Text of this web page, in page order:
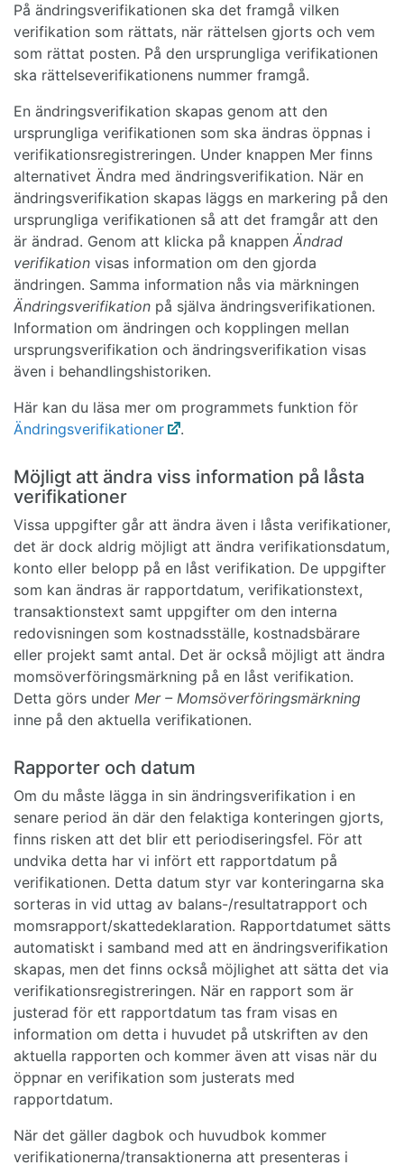
På ändringsverifikationen ska det framgå vilken
verifikation som rättats, när rättelsen gjorts och vem
som rättat posten. På den ursprungliga verifikationen
ska rättelseverifikationens nummer framgå.
En ändringsverifikation skapas genom att den
ursprungliga verifikationen som ska ändras öppnas i
verifikationsregistreringen. Under knappen Mer finns
alternativet Ändra med ändringsverifikation. När en
ändringsverifikation skapas läggs en markering på den
ursprungliga verifikationen så att det framgår att den
är ändrad. Genom att klicka på knappen Ändrad
verifikation visas information om den gjorda
ändringen. Samma information nås via märkningen
Ändringsverifikation på själva ändringsverifikationen.
Information om ändringen och kopplingen mellan
ursprungsverifikation och ändringsverifikation visas
även i behandlingshistoriken.
Här kan du läsa mer om programmets funktion för
Ändringsverifikationer
.
Möjligt att ändra viss information på låsta
verifikationer
Vissa uppgifter går att ändra även i låsta verifikationer,
det är dock aldrig möjligt att ändra verifikationsdatum,
konto eller belopp på en låst verifikation. De uppgifter
som kan ändras är rapportdatum, verifikationstext,
transaktionstext samt uppgifter om den interna
redovisningen som kostnadsställe, kostnadsbärare
eller projekt samt antal. Det är också möjligt att ändra
momsöverföringsmärkning på en låst verifikation.
Detta görs under Mer – Momsöverföringsmärkning
inne på den aktuella verifikationen.
Rapporter och datum
Om du måste lägga in sin ändringsverifikation i en
senare period än där den felaktiga konteringen gjorts,
finns risken att det blir ett periodiseringsfel. För att
undvika detta har vi infört ett rapportdatum på
verifikationen. Detta datum styr var konteringarna ska
sorteras in vid uttag av balans-/resultatrapport och
momsrapport/skattedeklaration. Rapportdatumet sätts
automatiskt i samband med att en ändringsverifikation
skapas, men det finns också möjlighet att sätta det via
verifikationsregistreringen. När en rapport som är
justerad för ett rapportdatum tas fram visas en
information om detta i huvudet på utskriften av den
aktuella rapporten och kommer även att visas när du
öppnar en verifikation som justerats med
rapportdatum.
När det gäller dagbok och huvudbok kommer
verifikationerna/transaktionerna att presenteras i